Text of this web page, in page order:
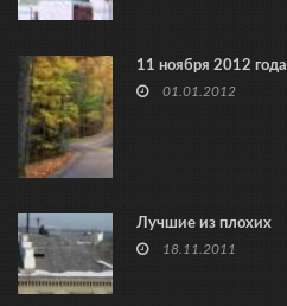
11 ноября 2012 года
01.01.2012
Лучшие из плохих
18.11.2011